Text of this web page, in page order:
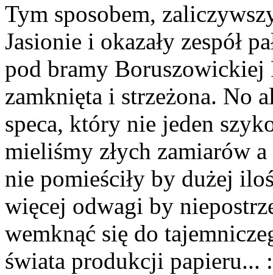
Tym sposobem,
Jasionie i okazały zespół
pod bramy Boruszowickiej
zamknięta i strzeżona. No
speca, który nie jeden
mieliśmy złych zamiarów
nie pomieściły by dużej
więcej odwagi by
wemknąć się do
świata produkcji papieru...